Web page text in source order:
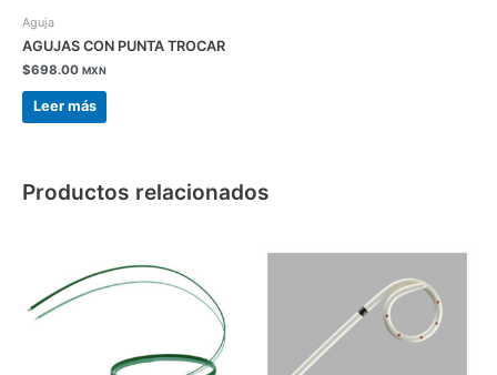
Aguja
AGUJAS CON PUNTA TROCAR
$698.00 MXN
Leer más
Productos relacionados
producto
múltiples
variantes.
Las